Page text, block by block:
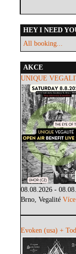
HEY I NEED
All booking...
AKCE
UNIQUE
08.08.2026 -
Brno, Vegalité
Evoken (usa) +